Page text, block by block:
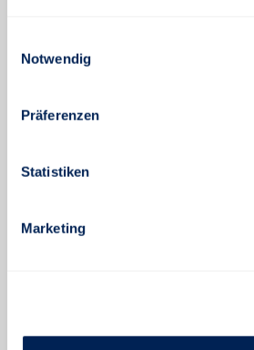
Notwendig
Präferenzen
Statistiken
Marketing
Verabschieden Sie sich von
Sie haben den Aktivierungscode